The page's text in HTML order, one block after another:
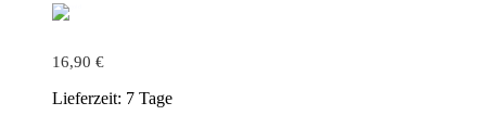
16,90 €
Lieferzeit: 7 Tage